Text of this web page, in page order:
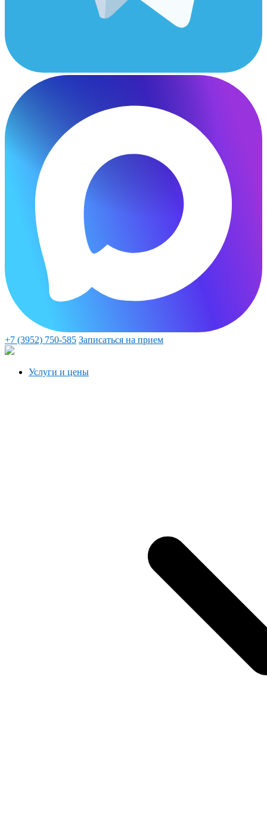
+7 (3952) 750-585 Записаться на прием
Услуги и цены